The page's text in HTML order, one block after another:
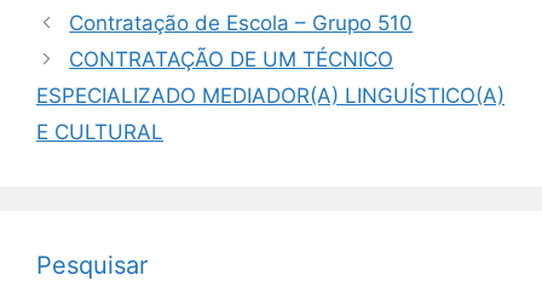
Contratação de Escola – Grupo 510
CONTRATAÇÃO DE UM TÉCNICO
ESPECIALIZADO MEDIADOR(A) LINGUÍSTICO(A)
E CULTURAL
Pesquisar